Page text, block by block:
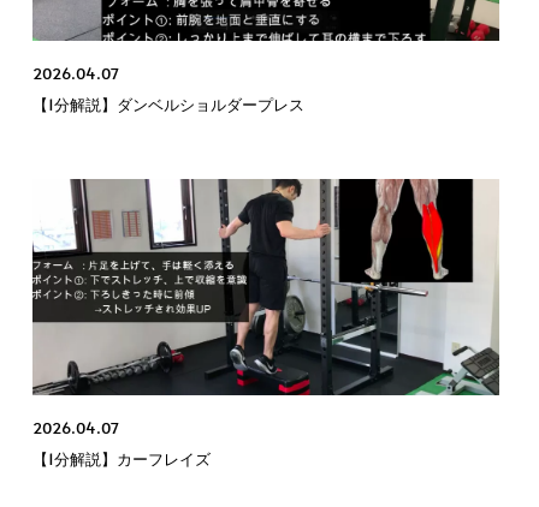
2026.04.07
【1分解説】ダンベルショルダープレス
2026.04.07
【1分解説】カーフレイズ